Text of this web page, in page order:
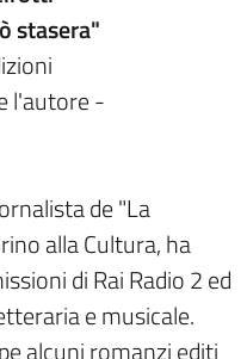
stasera"
l'autore -
de "La
alla Cultura, ha
di Rai Radio 2 ed
e musicale.
alcuni romanzi editi